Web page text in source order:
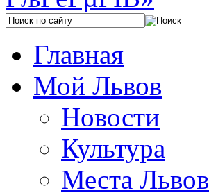
Главная
Мой Львов
Новости
Культура
Места